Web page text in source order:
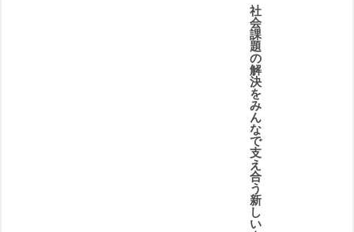
社
会
課
題
の
解
決
を
み
ん
な
で
支
え
合
う
新
し
い